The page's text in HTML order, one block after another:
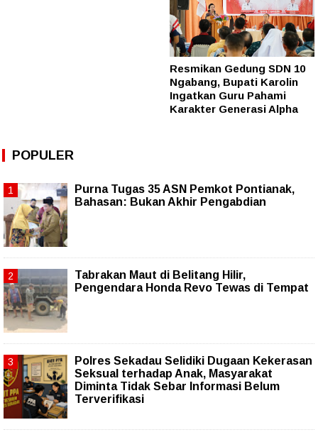
Resmikan Gedung SDN 10
Ngabang, Bupati Karolin
Ingatkan Guru Pahami
Karakter Generasi Alpha
POPULER
Purna Tugas 35 ASN Pemkot Pontianak,
Bahasan: Bukan Akhir Pengabdian
Tabrakan Maut di Belitang Hilir,
Pengendara Honda Revo Tewas di Tempat
Polres Sekadau Selidiki Dugaan Kekerasan
Seksual terhadap Anak, Masyarakat
Diminta Tidak Sebar Informasi Belum
Terverifikasi